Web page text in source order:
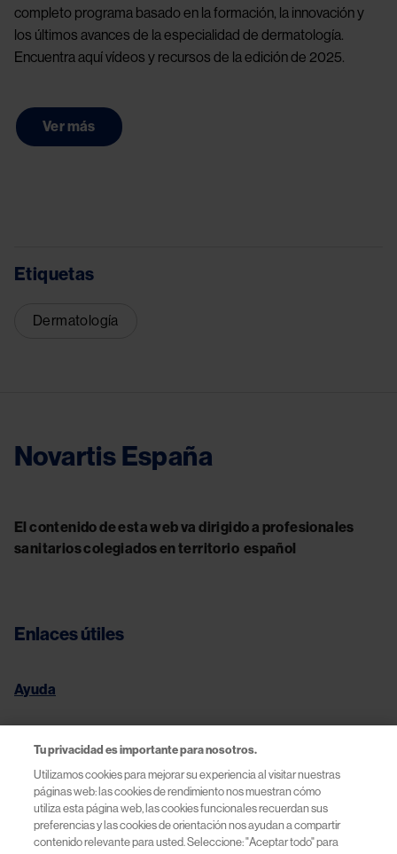
completo programa basado en la formación, la innovación y
los últimos avances de la especialidad de dermatología.
Encuentra aquí vídeos y recursos de la edición de 2025.
Ver más
Etiquetas
Dermatología
Novartis España
El contenido de esta web va dirigido a profesionales
sanitarios colegiados en territorio español
Enlaces útiles
Ayuda
Política de Privacidad y Cookies
Términos de Uso | Novartis España
Tu privacidad es importante para nosotros.
Utilizamos cookies para mejorar su experiencia al visitar nuestras
páginas web: las cookies de rendimiento nos muestran cómo
utiliza esta página web, las cookies funcionales recuerdan sus
preferencias y las cookies de orientación nos ayudan a compartir
contenido relevante para usted. Seleccione: "Aceptar todo" para